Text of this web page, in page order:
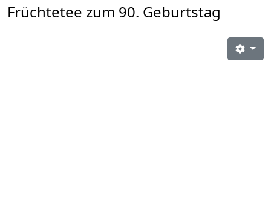
Früchtetee zum 90. Geburtstag